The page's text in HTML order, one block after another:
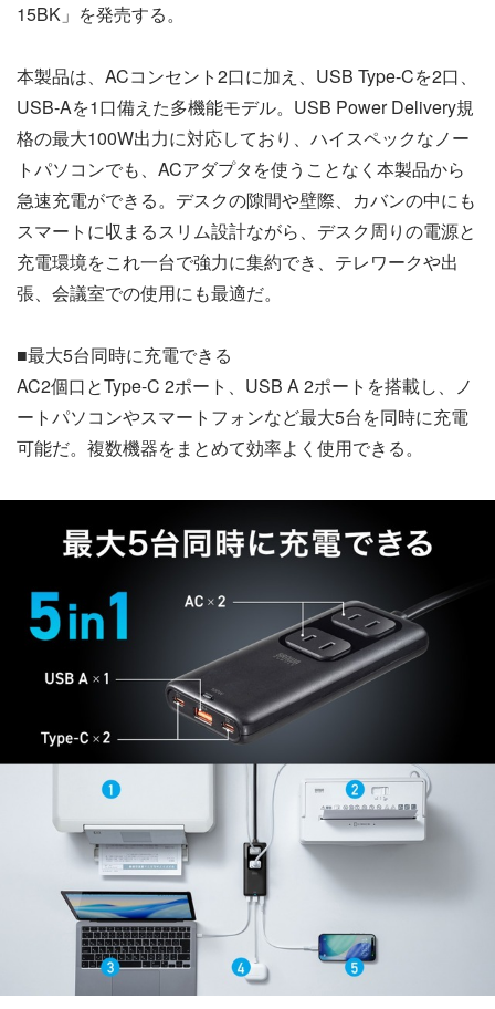
15BK」を発売する。
本製品は、ACコンセント2口に加え、USB Type-Cを2口、
USB-Aを1口備えた多機能モデル。USB Power Delivery規
格の最大100W出力に対応しており、ハイスペックなノー
トパソコンでも、ACアダプタを使うことなく本製品から
急速充電ができる。デスクの隙間や壁際、カバンの中にも
スマートに収まるスリム設計ながら、デスク周りの電源と
充電環境をこれ一台で強力に集約でき、テレワークや出
張、会議室での使用にも最適だ。
■最大5台同時に充電できる
AC2個口とType-C 2ポート、USB A 2ポートを搭載し、ノ
ートパソコンやスマートフォンなど最大5台を同時に充電
可能だ。複数機器をまとめて効率よく使用できる。